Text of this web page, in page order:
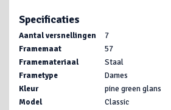
Specificaties
Aantal versnellingen
7
Framemaat
57
Framemateriaal
Staal
Frametype
Dames
Kleur
pine green glans
Model
Classic